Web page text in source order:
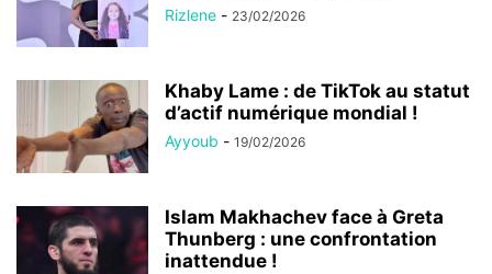
Rizlene - 23/02/2026
Khaby Lame : de TikTok au statut
d’actif numérique mondial !
Ayyoub - 19/02/2026
Islam Makhachev face à Greta
Thunberg : une confrontation
inattendue !